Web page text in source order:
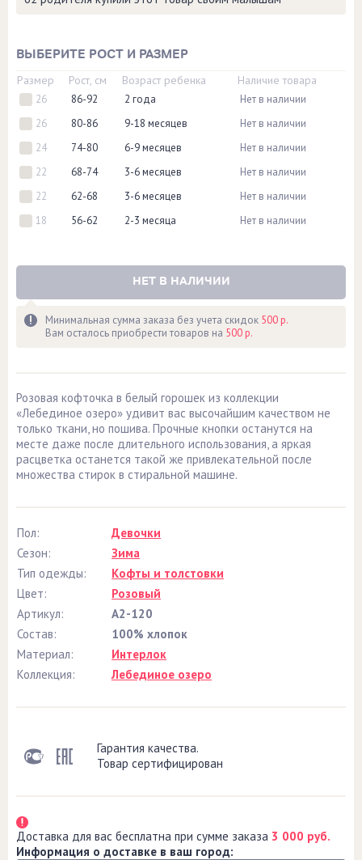
ВЫБЕРИТЕ РОСТ И РАЗМЕР
Размер Рост, см Возраст ребенка Наличие товара
26 86-92 2 года
Нет в наличии
26
80-86 9-18 месяцев
Нет в наличии
24
74-80 6-9 месяцев
Нет в наличии
22
68-74 3-6 месяцев
Нет в наличии
22
62-68 3-6 месяцев
Нет в наличии
18
56-62 2-3 месяца Нет в наличии
НЕТ В НАЛИЧИИ
Минимальная сумма заказа без учета скидок 500 р.
Вам осталось приобрести товаров на 500 р.
Розовая кофточка в белый горошек из коллекции
«Лебединое озеро» удивит вас высочайшим качеством не
только ткани, но пошива. Прочные кнопки останутся на
месте даже после длительного использования, а яркая
расцветка останется такой же привлекательной после
множества стирок в стиральной машине.
Пол:
Девочки
Сезон:
Зима
Тип одежды:
Кофты и толстовки
Цвет:
Розовый
Артикул:
А2-120
Состав:
100% хлопок
Материал:
Интерлок
Коллекция:
Лебединое озеро
Гарантия качества.
Товар сертифицирован
Доставка для вас бесплатна при сумме заказа 3 000 руб.
Информация о доставке в ваш город: